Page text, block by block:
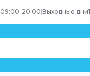
09:00-20:00 Выходные дни